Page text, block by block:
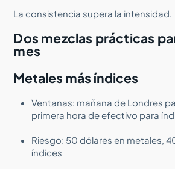
La consistencia supera la intensidad.
Dos mezclas prácticas
mes
Metales más índices
Ventanas: mañana de Londres
primera hora de efectivo para
Riesgo: 50 dólares en metales,
índices